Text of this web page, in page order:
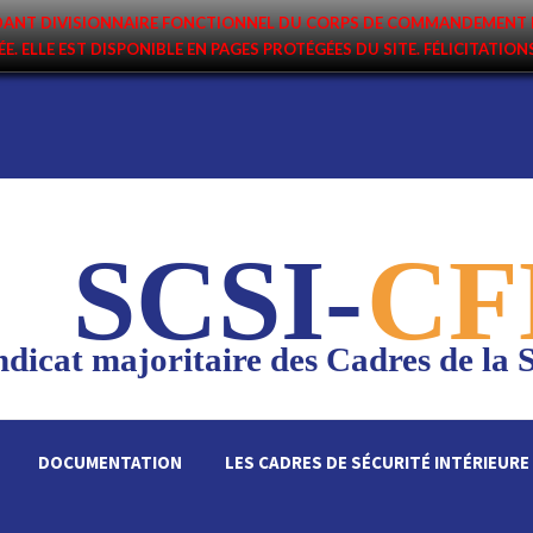
DIVISIONNAIRE FONCTIONNEL DU CORPS DE
ELLE EST DISPONIBLE EN PAGES PROTÉGÉES DU SITE.
SCSI-
majoritaire des Cadres de la
DOCUMENTATION LES CADRES DE SÉCURITÉ INTÉRIEURE